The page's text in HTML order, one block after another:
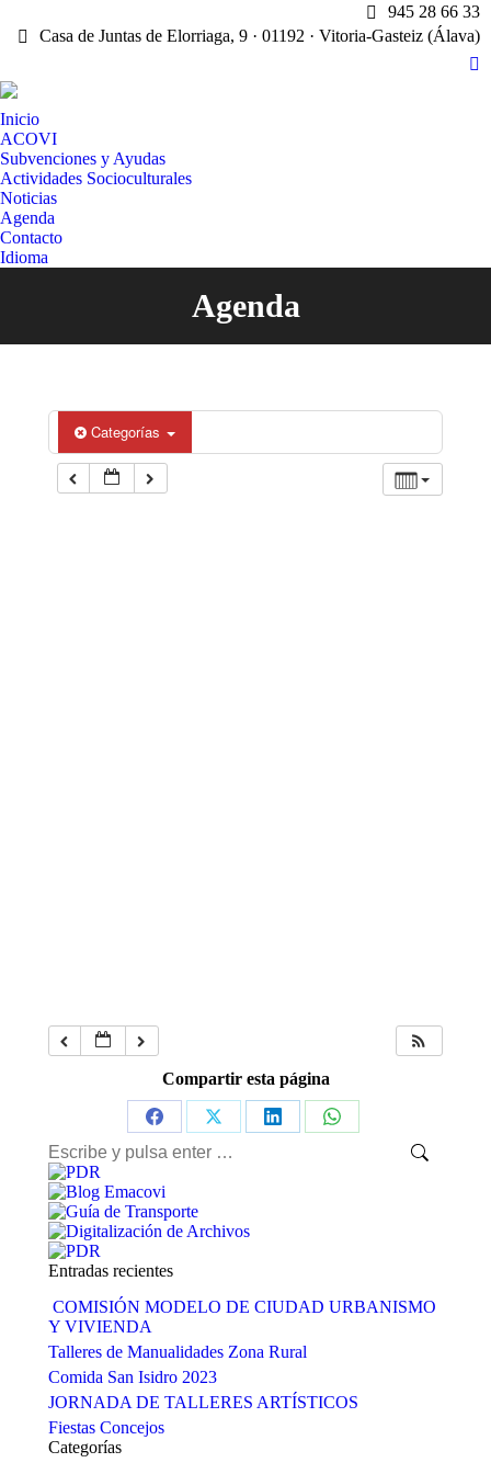
945 28 66 33
Casa de Juntas de Elorriaga, 9 · 01192 · Vitoria-Gasteiz (Álava)
X
Inicio
ACOVI
Subvenciones y Ayudas
Actividades Socioculturales
Noticias
Agenda
Contacto
Idioma
Agenda
Estás aquí:
Categorías
Compartir esta página
Share
on
Facebook
Share
on
Share
Share
Buscar:
Entradas recientes
COMISIÓN MODELO DE CIUDAD URBANISMO
Y VIVIENDA
Talleres de Manualidades Zona Rural
Comida San Isidro 2023
JORNADA DE TALLERES ARTÍSTICOS
Fiestas Concejos
Categorías